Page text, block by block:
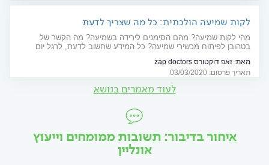
לקות שמיעה הולכתית: כל מה שצריך לדעת
מהי לקות שמיעה? מהם הסימנים לירידה בשמיעה? מה הקשר של
בטהובן לפיתוח מכשירי שמיעה? כל המידע שחשוב לדעת, לרגל יום
מאת: זאפ דוקטורס zap doctors
תאריך פרסום: 03/03/2020
לעוד מאמרים בנושא
איחור בדיבור: תשובות ממומחים וייעוץ
אונליין